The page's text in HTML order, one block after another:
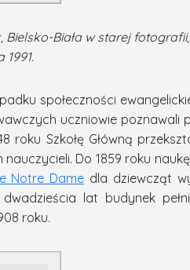
Bielsko-Biała w starej
społeczności
uczniowie poznawali
Szkołę Główną
Do 1859 roku
Notre Dame dla dziewcząt
lat budynek
roku.